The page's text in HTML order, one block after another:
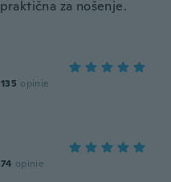
za nošenje.
135 opinie
74 opinie